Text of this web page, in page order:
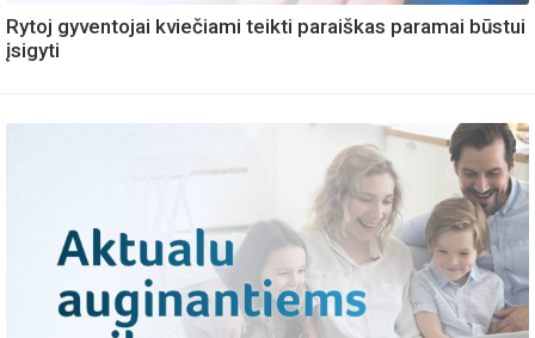
Rytoj gyventojai kviečiami teikti paraiškas paramai būstui
įsigyti